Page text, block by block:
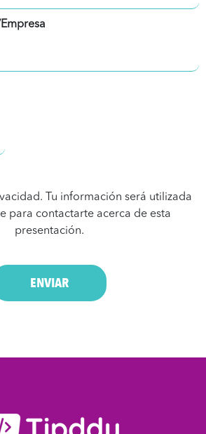
Tu información será utilizada
para contactarte acerca de esta
presentación.